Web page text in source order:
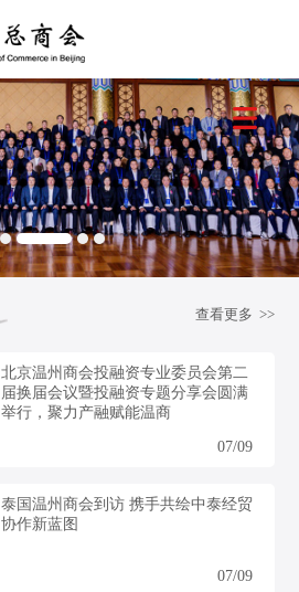
查看更多 >>
北京温州商会投融资专业委员会第二
届换届会议暨投融资专题分享会圆满
举行，聚力产融赋能温商
07/09
泰国温州商会到访 携手共绘中泰经贸
协作新蓝图
07/09